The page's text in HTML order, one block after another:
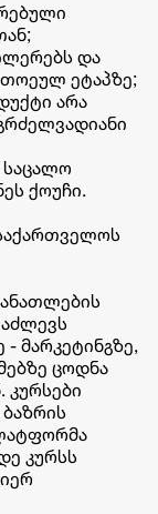
და
ეტაპზე;
არა
საცალო
ქოუჩი.
მარკეტინგზე,
ცოდნა
კურსები
კურსს